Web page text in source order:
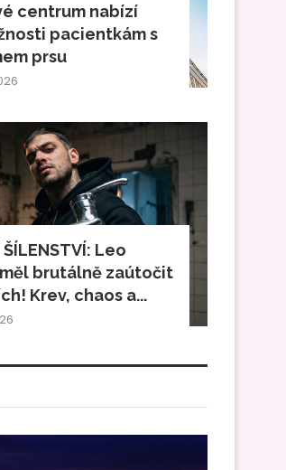
centrum nabízí
pacientkám s
prsu
Leo
brutálně zaútočit
Krev, chaos a...